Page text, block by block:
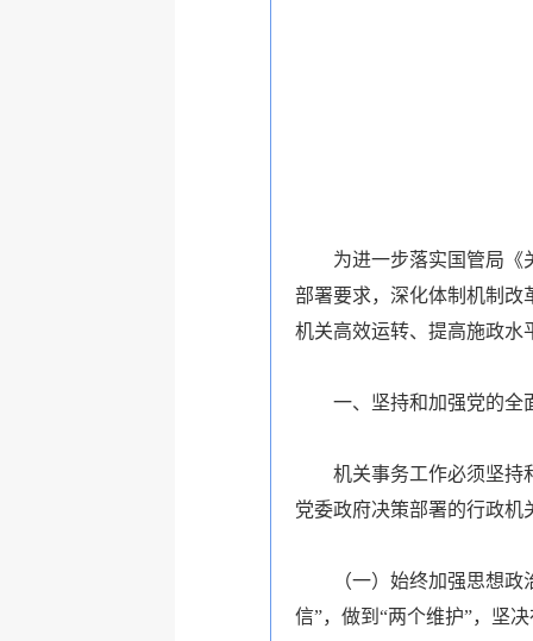
为进一步落实国管局《
部署要求，深化体制机制改
机关高效运转、提高施政水
一、坚持和加强党的全
机关事务工作必须坚持
党委政府决策部署的行政机
（一）始终加强思想
信”，做到“两个维护”，坚